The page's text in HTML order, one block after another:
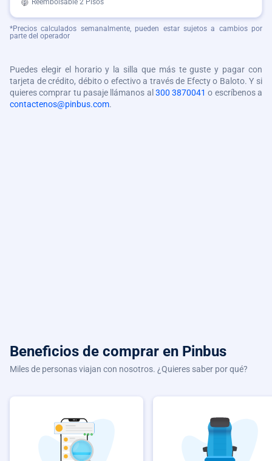
Reembolsable 2 Pisos
*Precios calculados semanalmente, pueden estar sujetos a cambios por
parte del operador
Puedes elegir el horario y la silla que más te guste y pagar con
tarjeta de crédito, débito o efectivo a través de Efecty o Baloto. Y si
quieres comprar tu pasaje llámanos al 300 3870041 o escríbenos a
contactenos@pinbus.com.
Beneficios de comprar en Pinbus
Miles de personas viajan con nosotros. ¿Quieres saber por qué?